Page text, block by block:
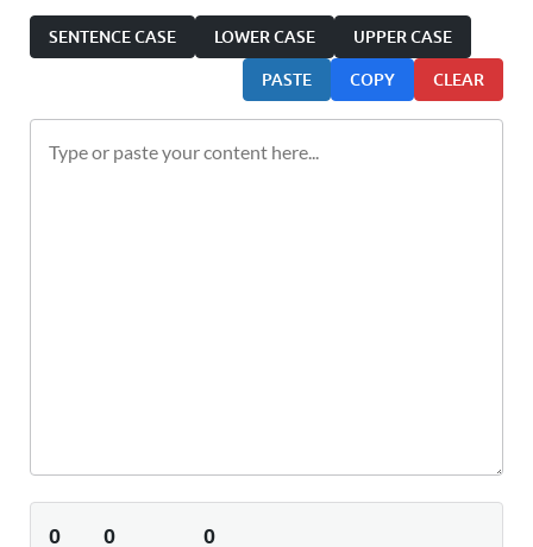
SENTENCE CASE LOWER CASE UPPER CASE
PASTE COPY CLEAR
0 0 0